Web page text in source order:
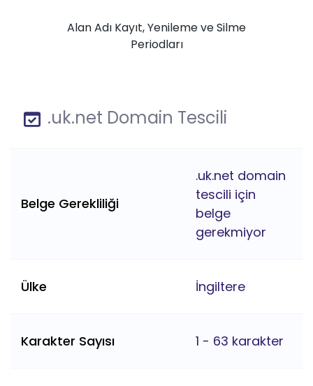
Alan Adı Kayıt, Yenileme ve Silme
Periodları
.uk.net Domain Tescili
Belge Gerekliliği
.uk.net domain
tescili için
belge
gerekmiyor
Ülke İngiltere
Karakter Sayısı 1 - 63 karakter